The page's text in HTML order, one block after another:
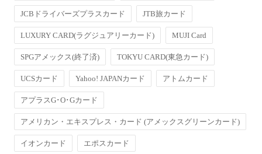
JCBドライバーズプラスカード JTB旅カード
LUXURY CARD(ラグジュアリーカード) MUJI Card
SPGアメックス(終了済) TOKYU CARD(東急カード)
UCSカード Yahoo! JAPANカード アトムカード
アプラスG･O･Gカード
アメリカン・エキスプレス・カード (アメックスグリーンカード)
イオンカード エポスカード